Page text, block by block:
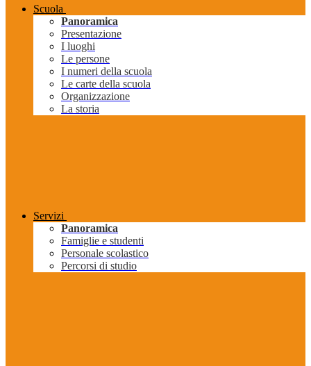
Scuola
Panoramica
Presentazione
I luoghi
Le persone
I numeri della scuola
Le carte della scuola
Organizzazione
La storia
Servizi
Panoramica
Famiglie e studenti
Personale scolastico
Percorsi di studio